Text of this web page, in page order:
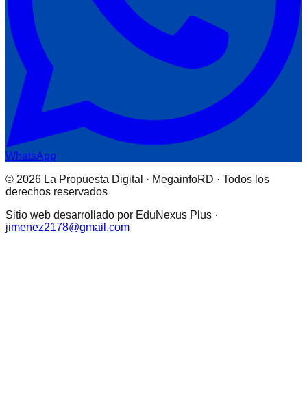
WhatsApp
© 2026 La Propuesta Digital · MegainfoRD · Todos los
derechos reservados
Sitio web desarrollado por EduNexus Plus ·
jimenez2178@gmail.com